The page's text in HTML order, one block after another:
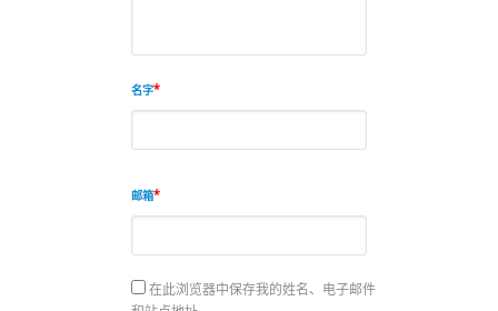
名字
邮箱
在此浏览器中保存我的姓名、电子邮件